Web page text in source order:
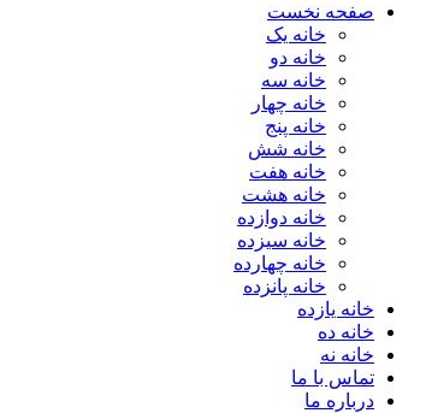
صفحه نخست
خانه یک
خانه دو
خانه سه
خانه چهار
خانه پنج
خانه شش
خانه هفت
خانه هشت
خانه دوازده
خانه سیزده
خانه چهارده
خانه پانزده
خانه یازده
خانه ده
خانه نه
تماس با ما
درباره ما